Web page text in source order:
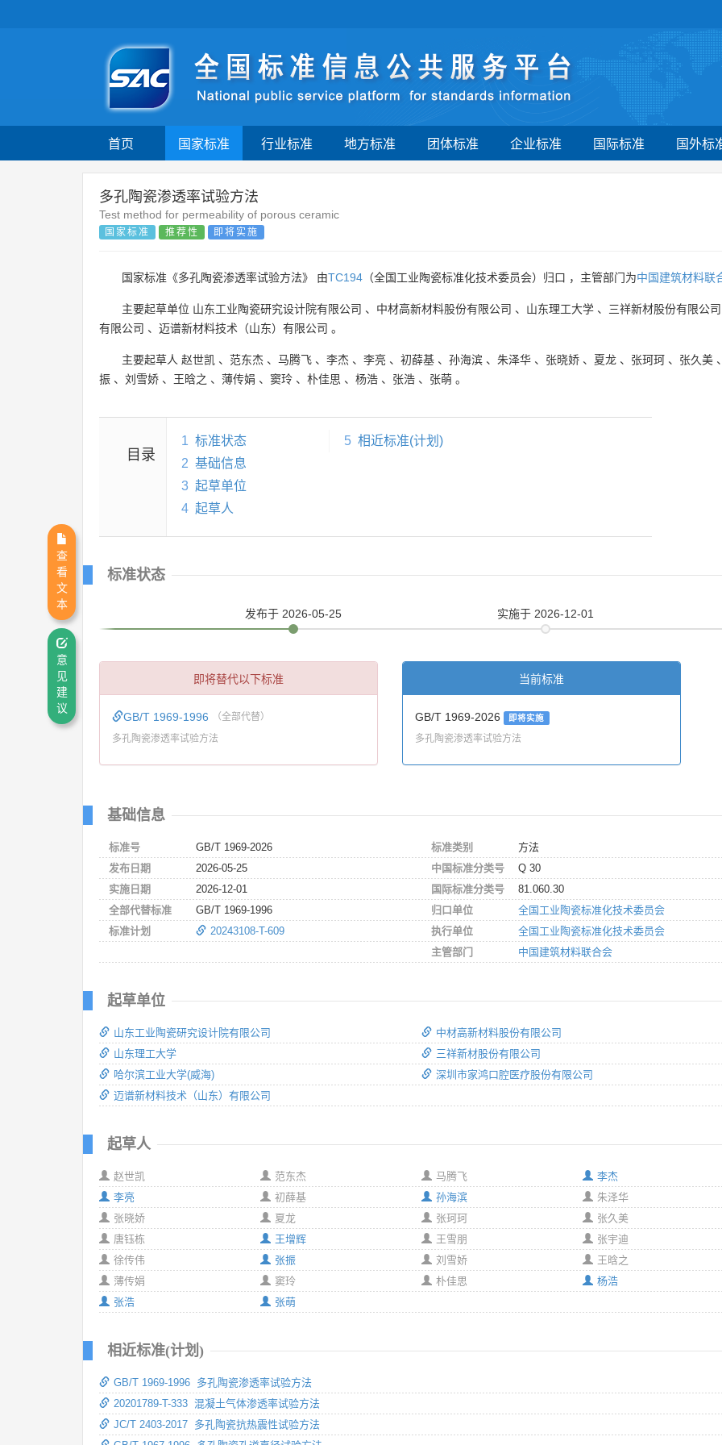
首页 国家标准 行业标准 地方标准 团体标准 企业标准 国际标准 国外标
多孔陶瓷渗透率试验方法
Test method for permeability of porous ceramic
国家标准 推荐性 即将实施
国家标准《多孔陶瓷渗透率试验方法》 由TC194 （全国工业陶瓷标准化技术委员会）归口 ，主管部门为中国建筑材料联
主要起草单位 山东工业陶瓷研究设计院有限公司 、 中材高新材料股份有限公司 、 山东理工大学 、 三祥新材股份有限公司
有限公司 、 迈谱新材料技术（山东）有限公司 。
主要起草人 赵世凯 、 范东杰 、 马腾飞 、 李杰 、 李亮 、 初薛基 、 孙海滨 、 朱泽华 、 张晓娇 、 夏龙 、 张珂珂 、 张久美
振 、 刘雪娇 、 王晗之 、 薄传娟 、 窦玲 、 朴佳思 、 杨浩 、 张浩 、 张萌 。
目录
1 标准状态
2 基础信息
3 起草单位
4 起草人
5 相近标准(计划)
标准状态
发布于 2026-05-25 实施于 2026-12-01
即将替代以下标准
GB/T 1969-1996 （全部代替）
多孔陶瓷渗透率试验方法
当前标准
GB/T 1969-2026 即将实施
多孔陶瓷渗透率试验方法
基础信息
标准号
GB/T 1969-2026
发布日期
2026-05-25
实施日期
2026-12-01
全部代替标准
GB/T 1969-1996
标准计划
20243108-T-609
标准类别
方法
中国标准分类号
Q 30
国际标准分类号
81.060.30
归口单位
全国工业陶瓷标准化技术委员会
执行单位
全国工业陶瓷标准化技术委员会
主管部门
中国建筑材料联合会
起草单位
山东工业陶瓷研究设计院有限公司
山东理工大学
哈尔滨工业大学(威海)
迈谱新材料技术（山东）有限公司
中材高新材料股份有限公司
三祥新材股份有限公司
深圳市家鸿口腔医疗股份有限公司
起草人
赵世凯
范东杰
李亮
初薛基
张晓娇
夏龙
唐钰栋
王增辉
徐传伟
张振
薄传娟
窦玲
张浩
张萌
马腾飞
李杰
孙海滨
朱泽华
张珂珂
张久美
王雪朋
张宇迪
刘雪娇
王晗之
朴佳思
杨浩
相近标准(计划)
GB/T 1969-1996 多孔陶瓷渗透率试验方法
20201789-T-333 混凝土气体渗透率试验方法
JC/T 2403-2017 多孔陶瓷抗热震性试验方法
查
看
文
本
意
见
建
议